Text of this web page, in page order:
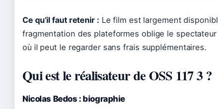
Ce qu’il faut retenir : Le film est largement
fragmentation des plateformes oblige le
où il peut le regarder sans frais supplémentaires.
Qui est le réalisateur de OSS 117 3 ?
Nicolas Bedos : biographie